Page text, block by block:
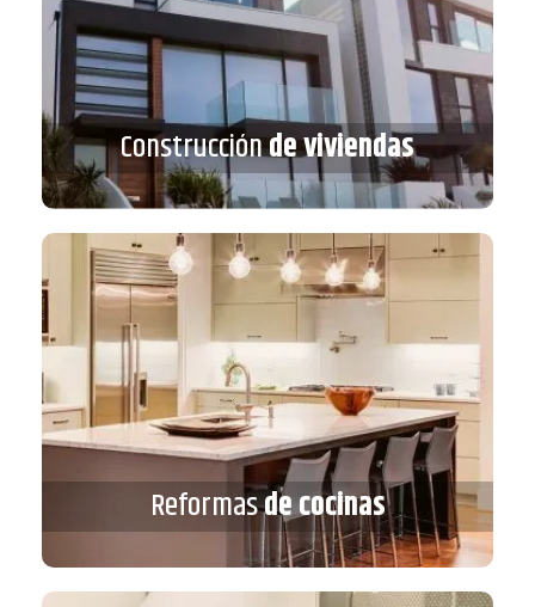
Construcciónde viviendas
Construcción de viviendas
VER MÁS
Reformasde cocinas
Reformasde cocinas
VER MÁS